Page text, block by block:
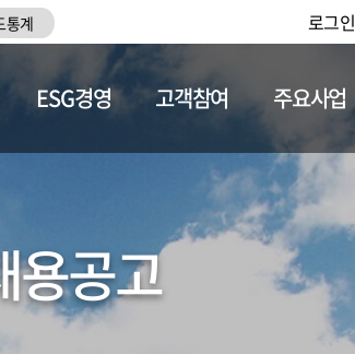
통계 로그인
채용정보
ESG경영 고객참여 주요사업
용공고